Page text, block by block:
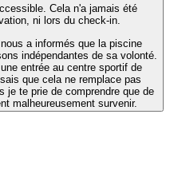
Cela n'a jamais été
ni lors du check-in.
nous a informés que la piscine
indépendantes de sa volonté.
entrée au centre sportif de
que cela ne remplace pas
je te prie de comprendre que de
malheureusement survenir.